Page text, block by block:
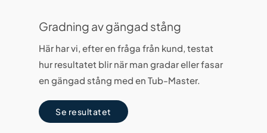
Gradning av gängad stång
Här har vi, efter en fråga från kund, testat
hur resultatet blir när man gradar eller fasar
en gängad stång med en Tub-Master.
Se resultatet